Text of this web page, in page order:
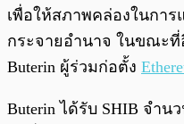
เพื่อให้สภาพคล่องในการ
กระจายอำนาจ ในขณะที่
Buterin ผู้ร่วมก่อตั้ง
Buterin ได้รับ SHIB จำ